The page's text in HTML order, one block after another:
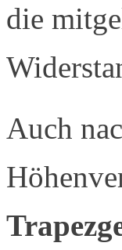
die
Auch